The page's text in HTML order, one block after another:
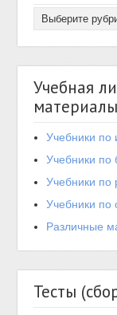
Учебная
материалы
Учебники по
Учебники по
Учебники по
Учебники по
Различные
Тесты